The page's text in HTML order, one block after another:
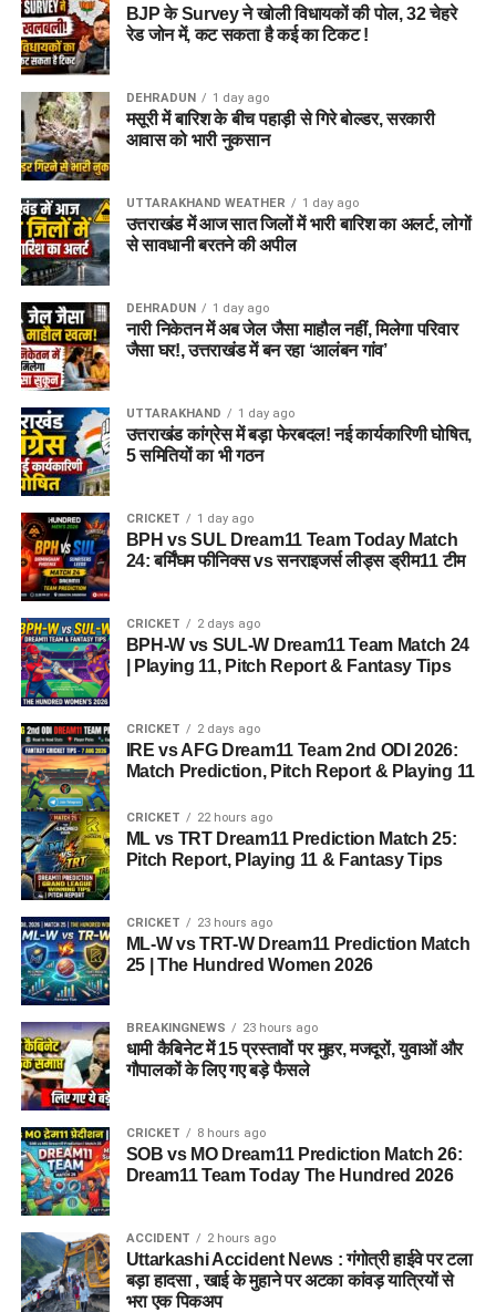
BJP के Survey ने खोली विधायकों की पोल, 32 चेहरे
रेड जोन में, कट सकता है कई का टिकट !
DEHRADUN 1 day ago
मसूरी में बारिश के बीच पहाड़ी से गिरे बोल्डर, सरकारी
आवास को भारी नुकसान
UTTARAKHAND WEATHER 1 day ago
उत्तराखंड में आज सात जिलों में भारी बारिश का अलर्ट, लोगों
से सावधानी बरतने की अपील
DEHRADUN 1 day ago
नारी निकेतन में अब जेल जैसा माहौल नहीं, मिलेगा परिवार
जैसा घर!, उत्तराखंड में बन रहा ‘आलंबन गांव’
UTTARAKHAND 1 day ago
उत्तराखंड कांग्रेस में बड़ा फेरबदल! नई कार्यकारिणी घोषित,
5 समितियों का भी गठन
CRICKET 1 day ago
BPH vs SUL Dream11 Team Today Match
24: बर्मिंघम फीनिक्स vs सनराइजर्स लीड्स ड्रीम11 टीम
CRICKET 2 days ago
BPH-W vs SUL-W Dream11 Team Match 24
| Playing 11, Pitch Report & Fantasy Tips
CRICKET 2 days ago
IRE vs AFG Dream11 Team 2nd ODI 2026:
Match Prediction, Pitch Report & Playing 11
CRICKET 22 hours ago
ML vs TRT Dream11 Prediction Match 25:
Pitch Report, Playing 11 & Fantasy Tips
CRICKET 23 hours ago
ML-W vs TRT-W Dream11 Prediction Match
25 | The Hundred Women 2026
BREAKINGNEWS 23 hours ago
धामी कैबिनेट में 15 प्रस्तावों पर मुहर, मजदूरों, युवाओं और
गौपालकों के लिए गए बड़े फैसले
CRICKET 8 hours ago
SOB vs MO Dream11 Prediction Match 26:
Dream11 Team Today The Hundred 2026
ACCIDENT 2 hours ago
Uttarkashi Accident News : गंगोत्री हाईवे पर टला
बड़ा हादसा , खाई के मुहाने पर अटका कांवड़ यात्रियों से
भरा एक पिकअप